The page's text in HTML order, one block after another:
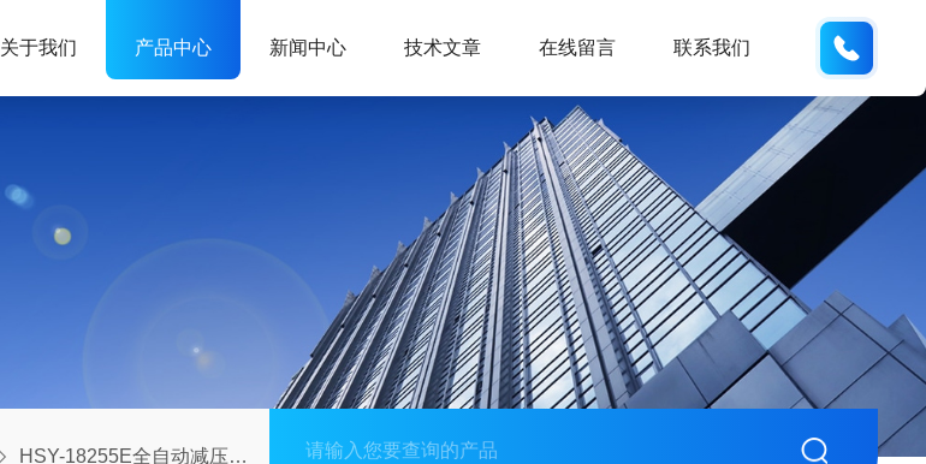
关于我们 产品中心 新闻中心 技术文章 在线留言 联系我们
HSY-18255E全自动减压馏程测定器